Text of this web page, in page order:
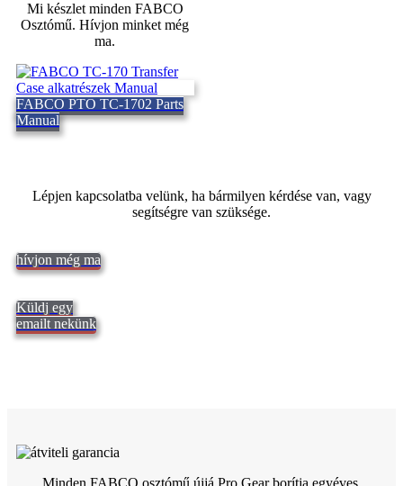
Mi készlet minden FABCO
Osztómű. Hívjon minket még
ma.
FABCO PTO TC-1702 Parts
Manual
Lépjen kapcsolatba velünk, ha bármilyen kérdése van, vagy
segítségre van szüksége.
hívjon még ma
Küldj egy
emailt nekünk